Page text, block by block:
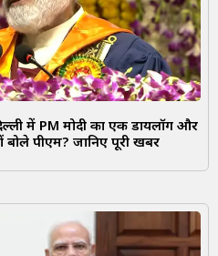
में PM मोदी का एक डायलॉग और
पीएम? जानिए पूरी खबर